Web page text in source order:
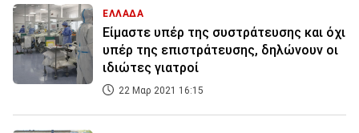
ΕΛΛΑΔΑ
Είμαστε υπέρ της συστράτευσης και όχι
υπέρ της επιστράτευσης, δηλώνουν οι
ιδιώτες γιατροί
22 Μαρ 2021 16:15